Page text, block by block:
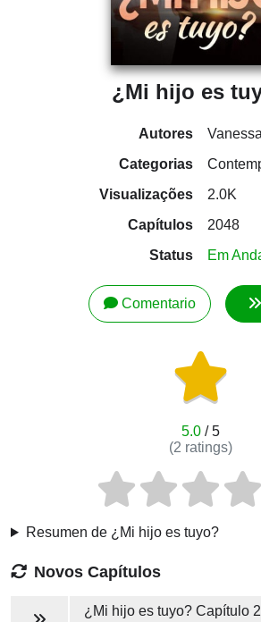
¿Mi hijo es
Autores
Categorias
Visualizações
2.0K
Capítulos
2048
Status
Em
Comentario
5.0/ 5
(2 ratings)
Resumen de ¿Mi hijo es tuyo?
Novos Capítulos
¿Mi hijo es tuyo?Capítulo